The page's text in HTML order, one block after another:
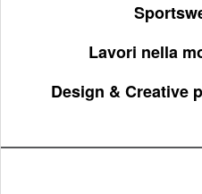
Lavori nella
Design & Creative